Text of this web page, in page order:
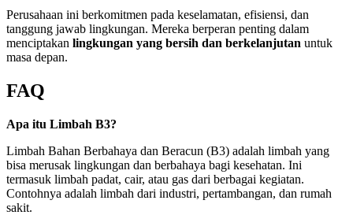
Perusahaan ini berkomitmen pada keselamatan, efisiensi, dan
tanggung jawab lingkungan. Mereka berperan penting dalam
menciptakan lingkungan yang bersih dan berkelanjutan untuk
masa depan.
FAQ
Apa itu Limbah B3?
Limbah Bahan Berbahaya dan Beracun (B3) adalah limbah yang
bisa merusak lingkungan dan berbahaya bagi kesehatan. Ini
termasuk limbah padat, cair, atau gas dari berbagai kegiatan.
Contohnya adalah limbah dari industri, pertambangan, dan rumah
sakit.